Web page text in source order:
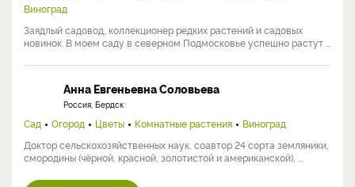
Виноград
Заядлый садовод, коллекционер редких растений и садовых
новинок. В моем саду в северном Подмосковье успешно растут ...
Анна Евгеньевна Соловьева
Россия, Бердск
Сад Огород Цветы Комнатные растения
Виноград
Доктор сельскохозяйственных наук, соавтор 24 сорта земляники,
смородины (чёрной, красной, золотистой и американской), ...